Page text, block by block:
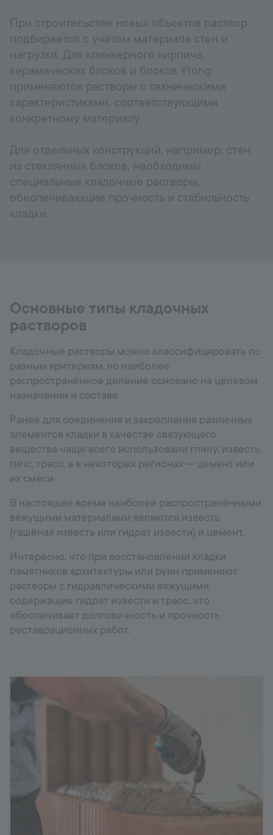
При строительстве новых объектов раствор
подбирается с учётом материала стен и
нагрузки. Для клинкерного кирпича,
керамических блоков и блоков Ytong
применяются растворы с техническими
характеристиками, соответствующими
конкретному материалу.
Для отдельных конструкций, например, стен
из стеклянных блоков, необходимы
специальные кладочные растворы,
обеспечивающие прочность и стабильность
кладки.
Основные типы кладочных
растворов
Кладочные растворы можно классифицировать по
разным критериям, но наиболее
распространённое деление основано на целевом
назначении и составе.
Ранее для соединения и закрепления различных
элементов кладки в качестве связующего
вещества чаще всего использовали глину, известь,
гипс, трасс, а в некоторых регионах — цемент или
их смеси.
В настоящее время наиболее распространёнными
вяжущими материалами являются известь
(гашёная известь или гидрат извести) и цемент.
Интересно, что при восстановлении кладки
памятников архитектуры или руин применяют
растворы с гидравлическими вяжущими,
содержащие гидрат извести и трасс, что
обеспечивает долговечность и прочность
реставрационных работ.